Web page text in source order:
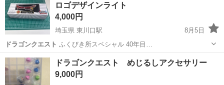
ロゴデザインライト
4,000円
埼玉県 東川口駅
8月5日
ドラゴンクエスト ふくびき所スペシャル 40年目…
埼玉 川口市 東川口駅 模型、プラモデル ドラクエ
ドラゴンクエスト めじるしアクセサリー
9,000円